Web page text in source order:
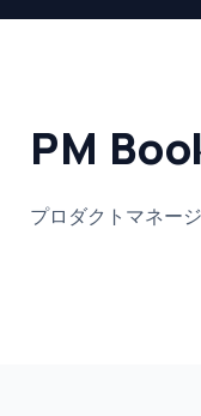
PM
プロダクトマネー